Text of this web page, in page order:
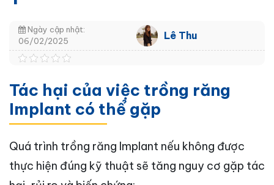
Ngày cập nhật:
06/02/2025
Lê Thu
Tác hại của việc trồng răng
Implant có thể gặp
Quá trình trồng răng Implant nếu không được
thực hiện đúng kỹ thuật sẽ tăng nguy cơ gặp tác